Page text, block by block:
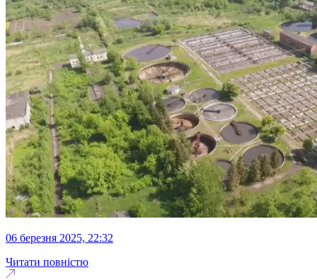
06 березня 2025, 22:32
Читати повністю